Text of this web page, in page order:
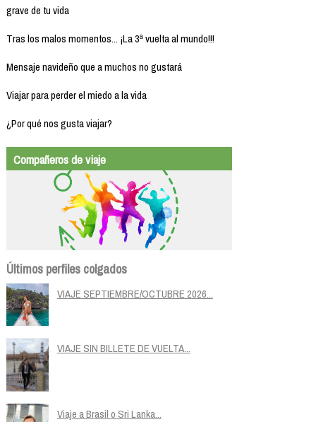
grave de tu vida
Tras los malos momentos... ¡La 3ª vuelta al mundo!!!
Mensaje navideño que a muchos no gustará
Viajar para perder el miedo a la vida
¿Por qué nos gusta viajar?
Compañeros de viaje
Últimos perfiles colgados
VIAJE SEPTIEMBRE/OCTUBRE 2026...
VIAJE SIN BILLETE DE VUELTA...
Viaje a Brasil o Sri Lanka...